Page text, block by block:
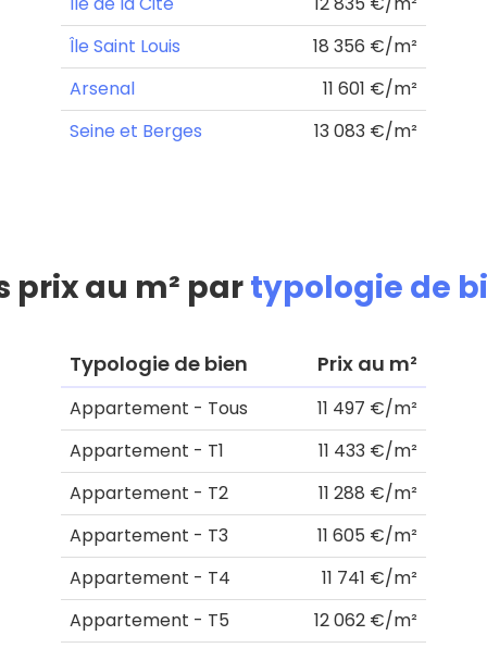
Île Saint Louis
18 356 €/m²
Arsenal
11 601 €/m²
Seine et Berges
13 083 €/m²
prix au m² partypologie de
Typologie de bien Prix au m²
Appartement - Tous
11 497 €/m²
Appartement - T1
11 433 €/m²
Appartement - T2
11 288 €/m²
Appartement - T3
11 605 €/m²
Appartement - T4
11 741 €/m²
Appartement - T5
12 062 €/m²